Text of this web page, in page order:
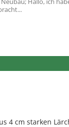
4 cm starken